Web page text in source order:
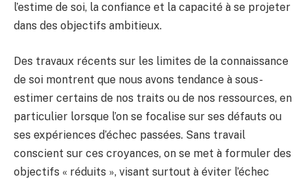
l’estime de soi, la confiance et la capacité à se projeter
dans des objectifs ambitieux.
Des travaux récents sur les limites de la connaissance
de soi montrent que nous avons tendance à sous-
estimer certains de nos traits ou de nos ressources, en
particulier lorsque l’on se focalise sur ses défauts ou
ses expériences d’échec passées. Sans travail
conscient sur ces croyances, on se met à formuler des
objectifs « réduits », visant surtout à éviter l’échec